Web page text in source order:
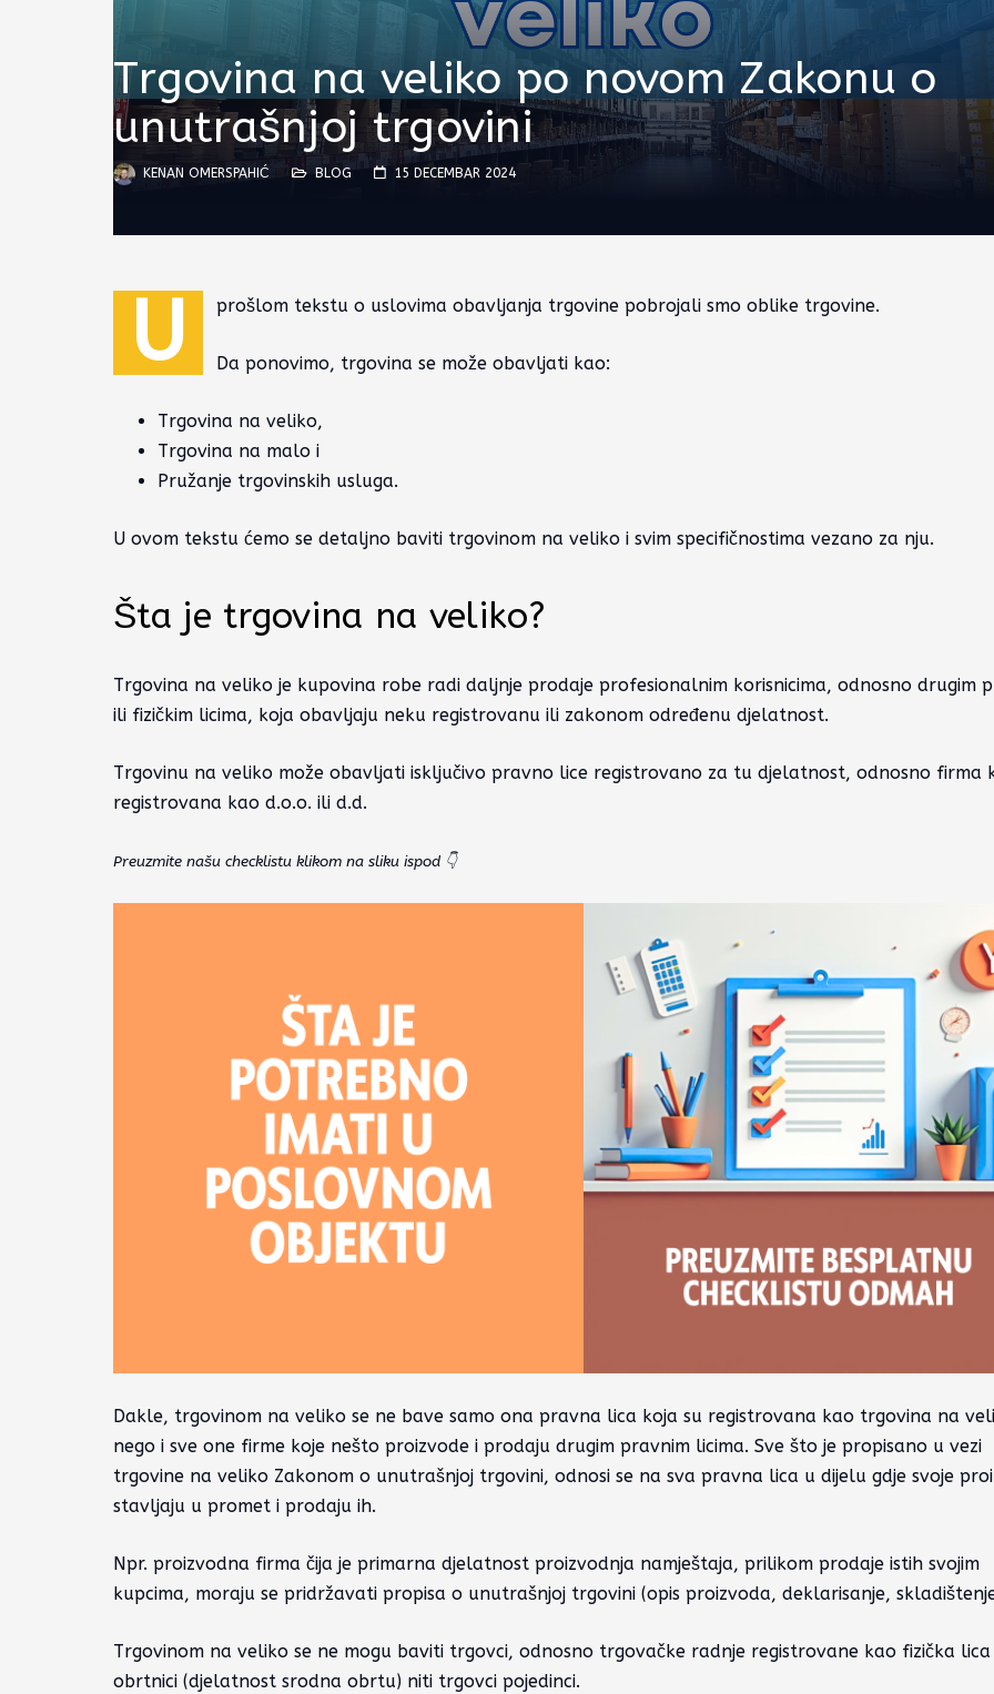
Trgovina na veliko po novom Zakonu o
unutrašnjoj trgovini
KENAN OMERSPAHIĆ BLOG 15 DECEMBAR 2024
U prošlom tekstu o uslovima obavljanja trgovine pobrojali smo oblike trgovine.
Da ponovimo, trgovina se može obavljati kao:
Trgovina na veliko,
Trgovina na malo i
Pružanje trgovinskih usluga.
U ovom tekstu ćemo se detaljno baviti trgovinom na veliko i svim specifičnostima vezano za nju.
Šta je trgovina na veliko?
Trgovina na veliko je kupovina robe radi daljnje prodaje profesionalnim korisnicima, odnosno drugim
ili fizičkim licima, koja obavljaju neku registrovanu ili zakonom određenu djelatnost.
Trgovinu na veliko može obavljati isključivo pravno lice registrovano za tu djelatnost, odnosno firma
registrovana kao d.o.o. ili d.d.
Preuzmite našu checklistu klikom na sliku ispod 👇
Dakle, trgovinom na veliko se ne bave samo ona pravna lica koja su registrovana kao trgovina na
nego i sve one firme koje nešto proizvode i prodaju drugim pravnim licima. Sve što je propisano u vezi
trgovine na veliko Zakonom o unutrašnjoj trgovini, odnosi se na sva pravna lica u dijelu gdje svoje
stavljaju u promet i prodaju ih.
Npr. proizvodna firma čija je primarna djelatnost proizvodnja namještaja, prilikom prodaje istih svojim
kupcima, moraju se pridržavati propisa o unutrašnjoj trgovini (opis proizvoda, deklarisanje,
Trgovinom na veliko se ne mogu baviti trgovci, odnosno trgovačke radnje registrovane kao fizička
obrtnici (djelatnost srodna obrtu) niti trgovci pojedinci.